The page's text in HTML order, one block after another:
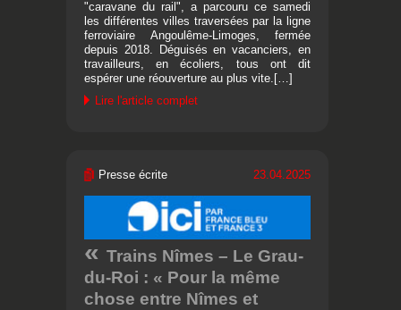
"caravane du rail", a parcouru ce samedi
les différentes villes traversées par la ligne
ferroviaire Angoulême-Limoges, fermée
depuis 2018. Déguisés en vacanciers, en
travailleurs, en écoliers, tous ont dit
espérer une réouverture au plus vite.[…]
Lire l'article complet
Presse écrite 23.04.2025
Trains Nîmes – Le Grau-
du-Roi : « Pour la même
chose entre Nîmes et